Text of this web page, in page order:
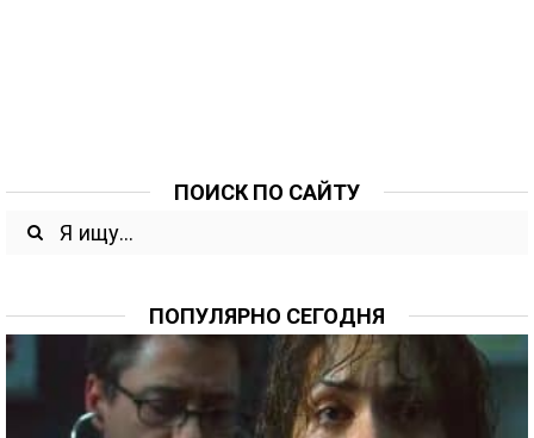
ПОИСК ПО САЙТУ
ПОПУЛЯРНО СЕГОДНЯ